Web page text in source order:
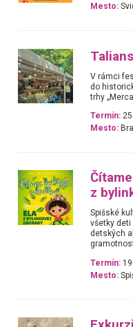
Mesto:
V rámci
do
trhy
Termín:
Mesto:
z
Spišské
všetky
detských
Termín:
Mesto: